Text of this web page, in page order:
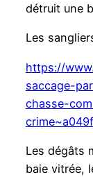
détruit une
Les
https://
saccage-
chasse-
Les dégâts
baie vitrée,